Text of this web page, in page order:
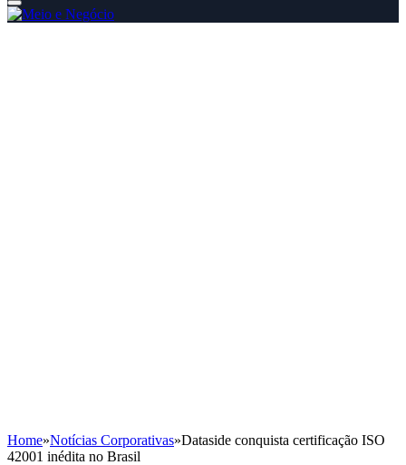
Home»Notícias Corporativas»Dataside conquista certificação ISO
42001 inédita no Brasil